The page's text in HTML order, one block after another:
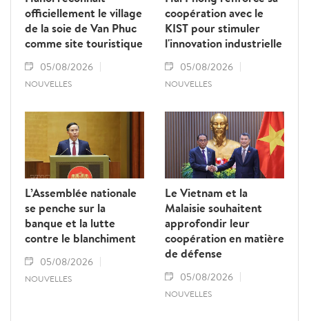
officiellement le village
de la soie de Van Phuc
comme site touristique
05/08/2026
NOUVELLES
coopération avec le
KIST pour stimuler
l'innovation industrielle
05/08/2026
NOUVELLES
L’Assemblée nationale
se penche sur la
banque et la lutte
contre le blanchiment
05/08/2026
NOUVELLES
Le Vietnam et la
Malaisie souhaitent
approfondir leur
coopération en matière
de défense
05/08/2026
NOUVELLES